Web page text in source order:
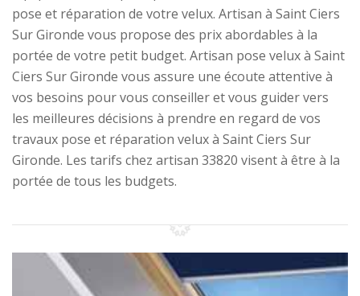
pose et réparation de votre velux. Artisan à Saint Ciers
Sur Gironde vous propose des prix abordables à la
portée de votre petit budget. Artisan pose velux à Saint
Ciers Sur Gironde vous assure une écoute attentive à
vos besoins pour vous conseiller et vous guider vers
les meilleures décisions à prendre en regard de vos
travaux pose et réparation velux à Saint Ciers Sur
Gironde. Les tarifs chez artisan 33820 visent à être à la
portée de tous les budgets.